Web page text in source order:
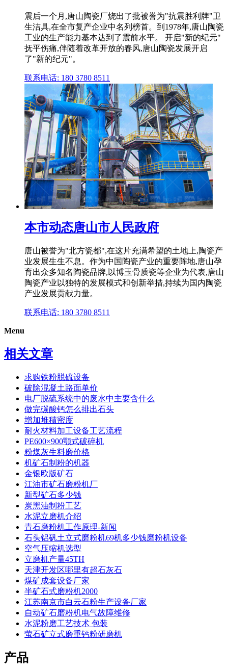
震后一个月,唐山陶瓷厂烧出了批被誉为"抗震胜利牌"卫
生洁具,在全市复产企业中名列榜首。到1978年,唐山陶瓷
工业的生产能力基本达到了震前水平。 开启"新的纪元"
抚平伤痛,伴随着改革开放的春风,唐山陶瓷发展开启
了"新的纪元"。
联系电话: 180 3780 8511
本市动态唐山市人民政府
唐山被誉为"北方瓷都",在这片充满希望的土地上,陶瓷产
业发展生生不息。作为中国陶瓷产业的重要阵地,唐山孕
育出众多知名陶瓷品牌,以博玉骨质瓷等企业为代表,唐山
陶瓷产业以独特的发展模式和创新举措,持续为国内陶瓷
产业发展贡献力量。
联系电话: 180 3780 8511
Menu
相关文章
求购铁粉脱硫设备
破除混凝土路面单价
电厂脱硫系统中的废水中主要含什么
做完碳酸钙怎么排出石头
增加堆積密度
耐火材料加工设备工艺流程
PE600×900颚式破碎机
粉煤灰生料磨价格
机矿石制粉的机器
金银欧版矿石
江油市矿石磨粉机厂
新型矿石多少钱
炭黑油制粉工艺
水泥立磨机介绍
青石磨粉机工作原理-新闻
石头铝矾土立式磨粉机69机多少钱磨粉机设备
空气压缩机选型
立磨机产量45TH
天津开发区哪里有超石灰石
煤矿成套设备厂家
半矿石式磨粉机2000
江苏南京市白云石粉生产设备厂家
自动矿石磨粉机电气故障维修
水泥粉磨工艺技术 包装
萤石矿立式磨重钙粉研磨机
产品